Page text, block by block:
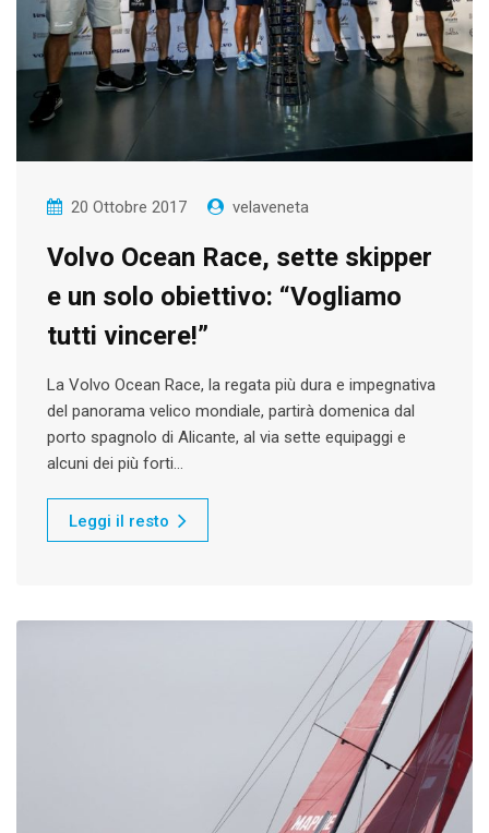
20 Ottobre 2017 velaveneta
Volvo Ocean Race, sette skipper
e un solo obiettivo: “Vogliamo
tutti vincere!”
La Volvo Ocean Race, la regata più dura e impegnativa
del panorama velico mondiale, partirà domenica dal
porto spagnolo di Alicante, al via sette equipaggi e
alcuni dei più forti…
Leggi il resto